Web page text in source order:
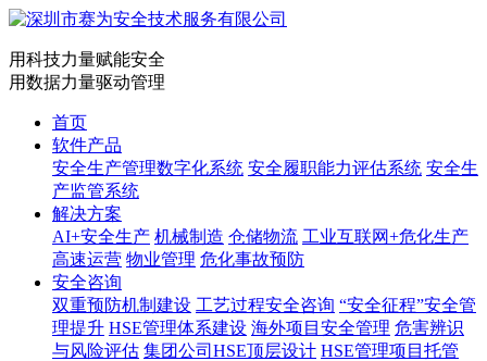
用科技力量赋能安全
用数据力量驱动管理
首页
软件产品
安全生产管理数字化系统 安全履职能力评估系统 安全生
产监管系统
解决方案
AI+安全生产 机械制造 仓储物流 工业互联网+危化生产
高速运营 物业管理 危化事故预防
安全咨询
双重预防机制建设 工艺过程安全咨询 “安全征程”安全管
理提升 HSE管理体系建设 海外项目安全管理 危害辨识
与风险评估 集团公司HSE顶层设计 HSE管理项目托管